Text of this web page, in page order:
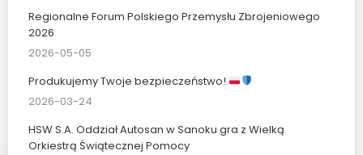
Regionalne Forum Polskiego Przemysłu Zbrojeniowego
2026
2026-05-05
Produkujemy Twoje bezpieczeństwo!
2026-03-24
HSW S.A. Oddział Autosan w Sanoku gra z Wielką
Orkiestrą Świątecznej Pomocy